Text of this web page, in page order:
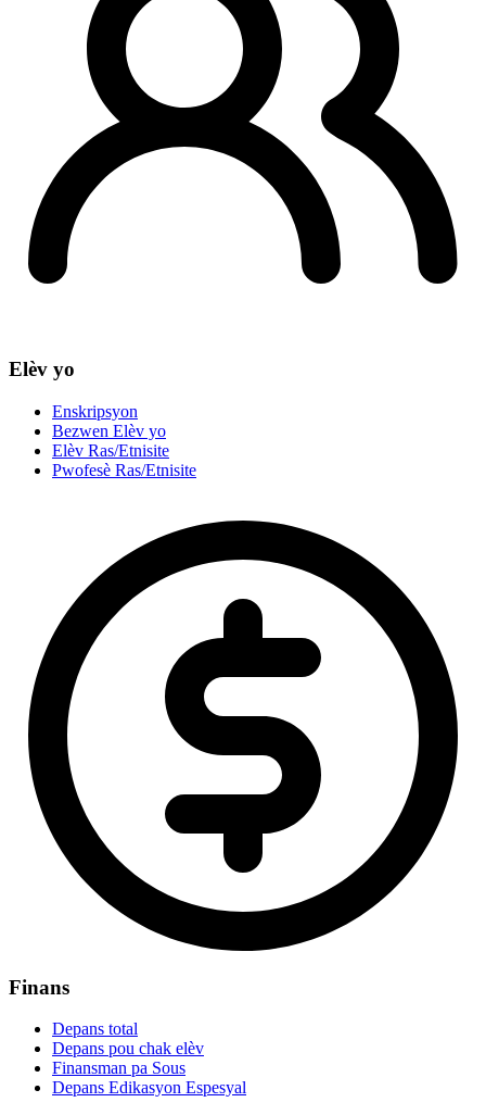
Elèv yo
Enskripsyon
Bezwen Elèv yo
Elèv Ras/Etnisite
Pwofesè Ras/Etnisite
Finans
Depans total
Depans pou chak elèv
Finansman pa Sous
Depans Edikasyon Espesyal